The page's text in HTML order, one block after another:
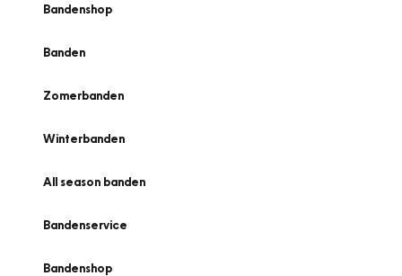
Bandenshop
Banden
Zomerbanden
Winterbanden
All season banden
Bandenservice
Bandenshop